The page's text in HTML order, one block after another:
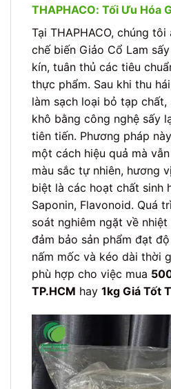
THAPHACO: Tối Ưu Hóa
Tại THAPHACO, chúng
chế biến Giảo Cổ Lam
kín, tuân thủ các tiêu
thực phẩm. Sau khi thu
làm sạch loại bỏ tạp
khô bằng công nghệ sấy
tiên tiến. Phương pháp
một cách hiệu quả mà
màu sắc tự nhiên, hương
biệt là các hoạt chất sinh
Saponin, Flavonoid. Quá
soát nghiêm ngặt về
đảm bảo sản phẩm đạt
nấm mốc và kéo dài thời
phù hợp cho việc mua
TP.HCM hay 1kg Giá Tốt